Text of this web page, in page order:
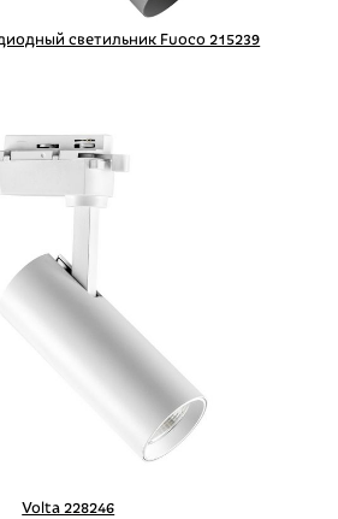
светильник Fuoco 215239
Volta 228246